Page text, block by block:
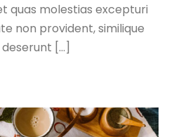
quas molestias excepturi
non provident, similique
[…]